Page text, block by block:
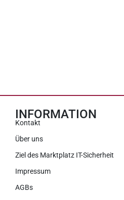
INFORMATION
Kontakt
Über uns
Ziel des Marktplatz IT-Sicherheit
Impressum
AGBs